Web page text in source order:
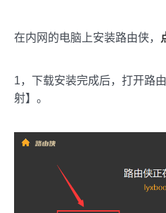
在内网的电脑上安装路由侠，
1，下载安装完成后，打开路
射】。